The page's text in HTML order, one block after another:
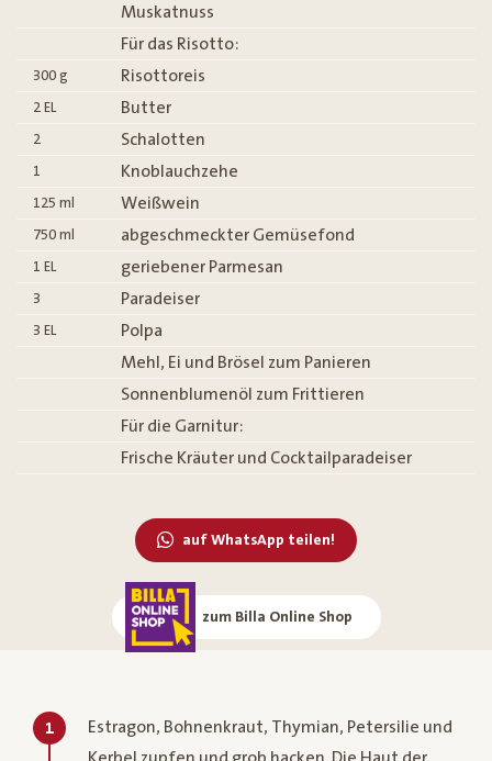
Muskatnuss
Für das Risotto:
300 g Risottoreis
2 EL Butter
2 Schalotten
1 Knoblauchzehe
125 ml Weißwein
750 ml abgeschmeckter Gemüsefond
1 EL geriebener Parmesan
3 Paradeiser
3 EL
Polpa
Mehl, Ei und Brösel zum Panieren
Sonnenblumenöl zum Frittieren
Für die Garnitur:
Frische Kräuter und Cocktailparadeiser
auf WhatsApp teilen!
zum Billa Online Shop
1
Estragon, Bohnenkraut, Thymian, Petersilie und